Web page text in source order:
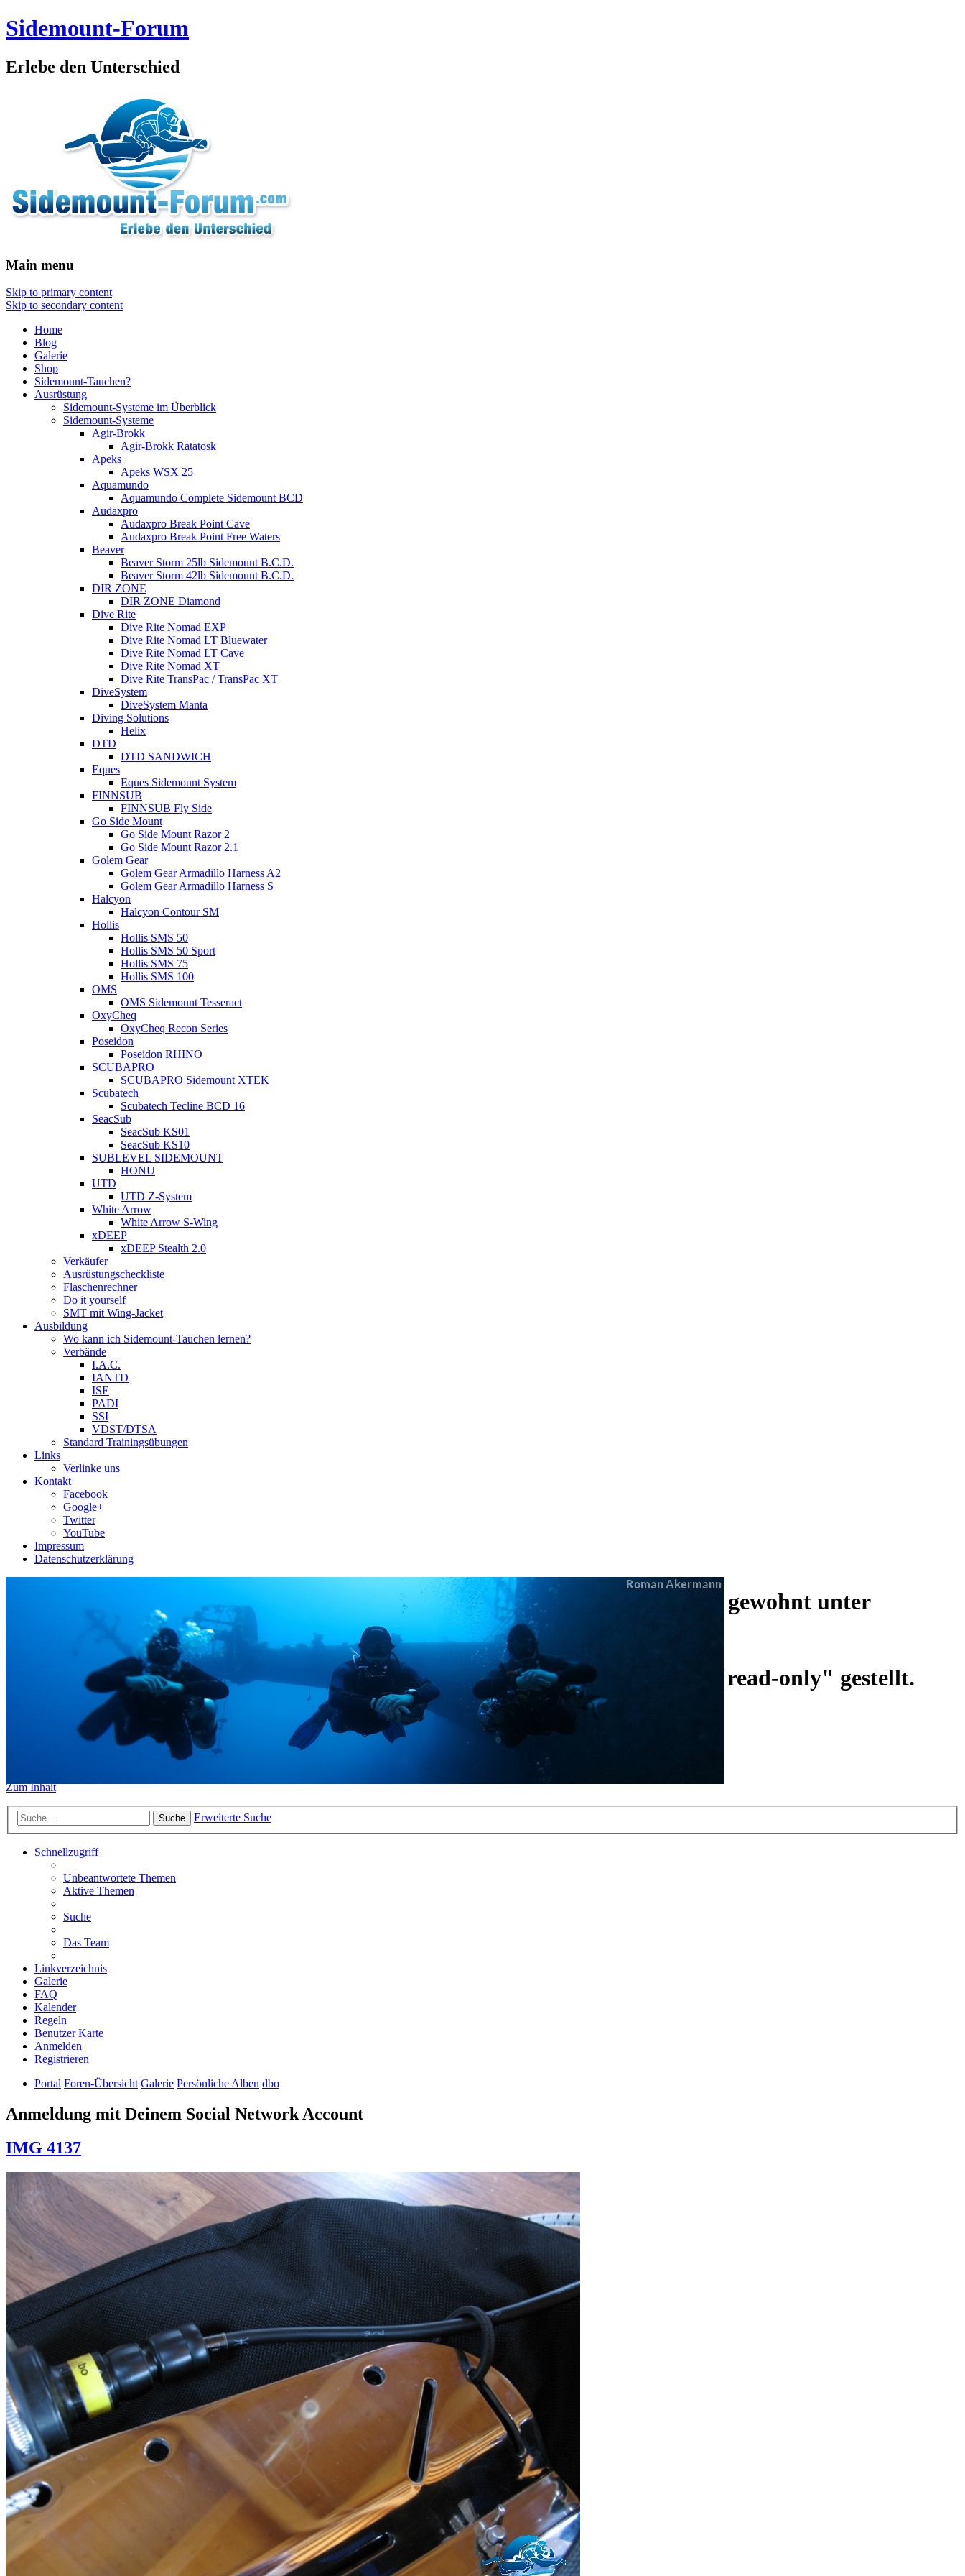
Sidemount-Forum
Erlebe den Unterschied
Main menu
Skip to primary content
Skip to secondary content
Home
Blog
Galerie
Shop
Sidemount-Tauchen?
Ausrüstung
Sidemount-Systeme im Überblick
Sidemount-Systeme
Agir-Brokk
Agir-Brokk Ratatosk
Apeks
Apeks WSX 25
Aquamundo
Aquamundo Complete Sidemount BCD
Audaxpro
Audaxpro Break Point Cave
Audaxpro Break Point Free Waters
Beaver
Beaver Storm 25lb Sidemount B.C.D.
Beaver Storm 42lb Sidemount B.C.D.
DIR ZONE
DIR ZONE Diamond
Dive Rite
Dive Rite Nomad EXP
Dive Rite Nomad LT Bluewater
Dive Rite Nomad LT Cave
Dive Rite Nomad XT
Dive Rite TransPac / TransPac XT
DiveSystem
DiveSystem Manta
Diving Solutions
Helix
DTD
DTD SANDWICH
Eques
Eques Sidemount System
FINNSUB
FINNSUB Fly Side
Go Side Mount
Go Side Mount Razor 2
Go Side Mount Razor 2.1
Golem Gear
Golem Gear Armadillo Harness A2
Golem Gear Armadillo Harness S
Halcyon
Halcyon Contour SM
Hollis
Hollis SMS 50
Hollis SMS 50 Sport
Hollis SMS 75
Hollis SMS 100
OMS
OMS Sidemount Tesseract
OxyCheq
OxyCheq Recon Series
Poseidon
Poseidon RHINO
SCUBAPRO
SCUBAPRO Sidemount XTEK
Scubatech
Scubatech Tecline BCD 16
SeacSub
SeacSub KS01
SeacSub KS10
SUBLEVEL SIDEMOUNT
HONU
UTD
UTD Z-System
White Arrow
White Arrow S-Wing
xDEEP
xDEEP Stealth 2.0
Verkäufer
Ausrüstungscheckliste
Flaschenrechner
Do it yourself
SMT mit Wing-Jacket
Ausbildung
Wo kann ich Sidemount-Tauchen lernen?
Verbände
I.A.C.
IANTD
ISE
PADI
SSI
VDST/DTSA
Standard Trainingsübungen
Links
Verlinke uns
Kontakt
Facebook
Google+
Twitter
YouTube
Impressum
Datenschutzerklärung
Das Sidemount-Forum ist auf ein neues Forensystem umgezogen und wie gewohnt unter
https://www.sidemount-forum.comerreichbar.
Das alte Forum hier existiert nur aufgrund deralten Galerie und ist auf "read-only" gestellt.
Sidemount-Forum
Zum Inhalt
Suche Erweiterte Suche
Schnellzugriff
Unbeantwortete Themen
Aktive Themen
Suche
Das Team
Linkverzeichnis
Galerie
FAQ
Kalender
Regeln
Benutzer Karte
Anmelden
Registrieren
Portal Foren-Übersicht Galerie Persönliche Alben dbo
Anmeldung mit Deinem Social Network Account
IMG 4137